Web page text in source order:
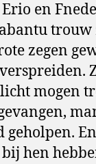
en
zegen
mogen
hen